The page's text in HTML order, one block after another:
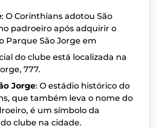
: O Corinthians adotou São
padroeiro após adquirir o
Parque São Jorge em
do clube está localizada na
777.
Jorge: O estádio histórico do
que também leva o nome do
é um símbolo da
clube na cidade.